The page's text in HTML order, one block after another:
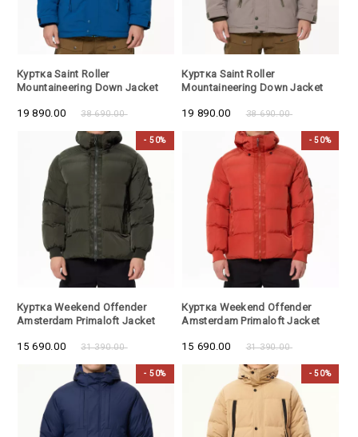
Куртка Saint Roller
Mountaineering Down Jacket
38 690.00
19 890.00
Куртка Saint Roller
Mountaineering Down Jacket
38 690.00
19 890.00
- 50%
Куртка Weekend Offender
Amsterdam Primaloft Jacket
31 390.00
15 690.00
- 50%
Куртка Weekend Offender
Amsterdam Primaloft Jacket
31 390.00
15 690.00
- 50% - 50%